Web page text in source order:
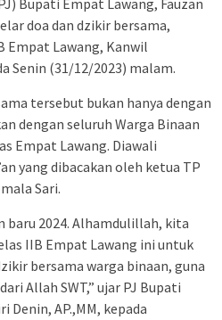
doa dan dzikir bersama,
Empat Lawang, Kanwil
Senin (31/12/2023) malam.
tersebut bukan hanya dengan
dengan seluruh Warga Binaan
Empat Lawang. Diawali
yang dibacakan oleh ketua TP
Sari.
baru 2024. Alhamdulillah, kita
IIB Empat Lawang ini untuk
bersama warga binaan, guna
Allah SWT,” ujar PJ Bupati
Denin, AP.,MM, kepada